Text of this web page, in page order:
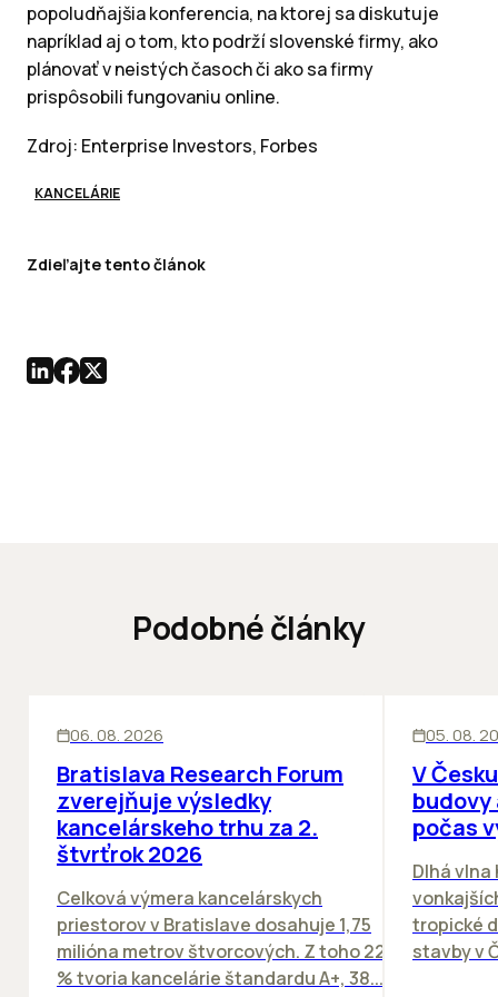
popoludňajšia konferencia, na ktorej sa diskutuje
napríklad aj o tom, kto podrží slovenské firmy, ako
plánovať v neistých časoch či ako sa firmy
prispôsobili fungovaniu online.
Zdroj: Enterprise Investors, Forbes
KANCELÁRIE
Zdieľajte tento článok
Podobné články
06. 08. 2026
Bratislava Research Forum
zverejňuje výsledky
kancelárskeho trhu za 2.
štvrťrok 2026
Celková výmera kancelárskych
priestorov v Bratislave dosahuje 1,75
milióna metrov štvorcových. Z toho 22
% tvoria kancelárie štandardu A+, 38...
05. 08.
V
počas
Dlhá
tropické
stavby v